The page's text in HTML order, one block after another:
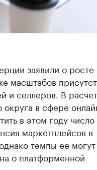
заявили о росте
масштабов
и селлеров. В
в сфере
в этом году число
маркетплейсов в
темпы ее могут
о платформенной